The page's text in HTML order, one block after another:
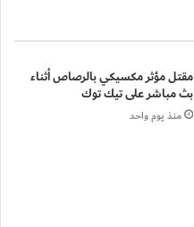
مقتل مؤثر مكسيكي بالرصاص أثناء
بث مباشر على تيك توك
منذ يوم واحد